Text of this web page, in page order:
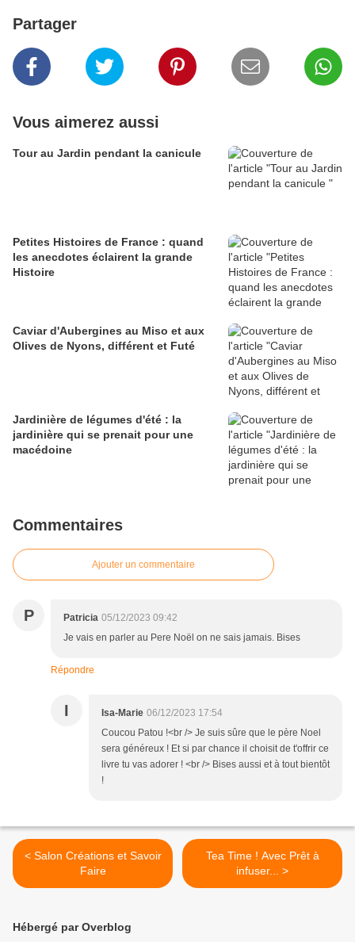
Partager
Vous aimerez aussi
Tour au Jardin pendant la canicule
Petites Histoires de France : quand
les anecdotes éclairent la grande
Histoire
Caviar d'Aubergines au Miso et aux
Olives de Nyons, différent et Futé
Jardinière de légumes d'été : la
jardinière qui se prenait pour une
macédoine
Commentaires
Ajouter un commentaire
P Patricia 05/12/2023 09:42
Je vais en parler au Pere Noël on ne sais jamais. Bises
Répondre
I Isa-Marie 06/12/2023 17:54
Coucou Patou !<br /> Je suis sûre que le père Noel
sera généreux ! Et si par chance il choisit de t'offrir ce
livre tu vas adorer ! <br /> Bises aussi et à tout bientôt
!
< Salon Créations et Savoir
Faire
Tea Time ! Avec Prêt à
infuser... >
Hébergé par Overblog